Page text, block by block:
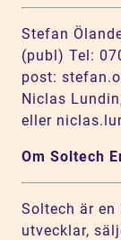
Stefan
(publ) Tel:
post:
Niclas
eller
Om Soltech
Soltech är en
utvecklar,